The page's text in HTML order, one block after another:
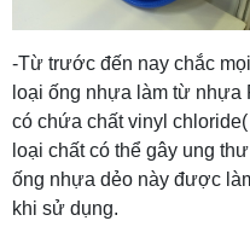
-Từ trước đến nay chắc
loại ống nhựa làm từ
có chứa chất vinyl
loại chất có thể gây ung
ống nhựa dẻo này được
khi sử dụng.